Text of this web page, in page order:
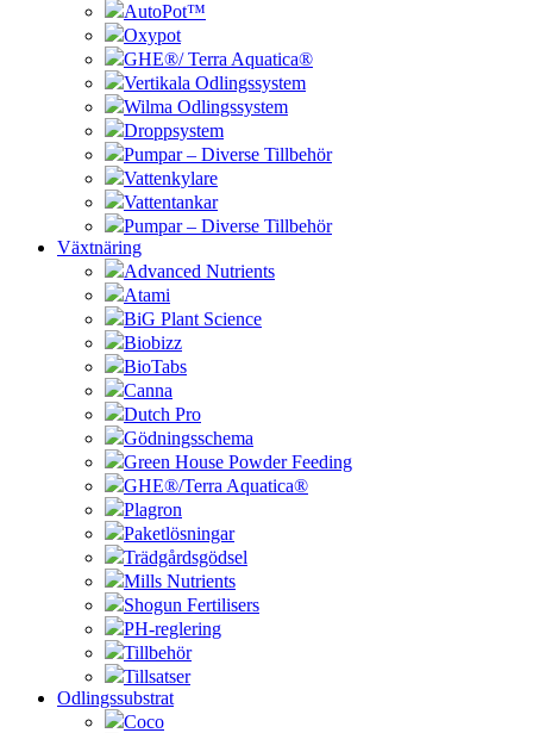
AutoPot™
Oxypot
GHE®/ Terra Aquatica®
Vertikala Odlingssystem
Wilma Odlingssystem
Droppsystem
Pumpar – Diverse Tillbehör
Vattenkylare
Vattentankar
Pumpar – Diverse Tillbehör
Växtnäring
Advanced Nutrients
Atami
BiG Plant Science
Biobizz
BioTabs
Canna
Dutch Pro
Gödningsschema
Green House Powder Feeding
GHE®/Terra Aquatica®
Plagron
Paketlösningar
Trädgårdsgödsel
Mills Nutrients
Shogun Fertilisers
PH-reglering
Tillbehör
Tillsatser
Odlingssubstrat
Coco